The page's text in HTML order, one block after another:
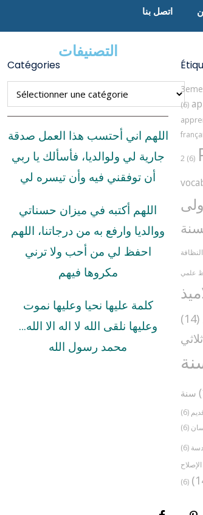
اتصل بنا
التصنيفات
Catégories
اللهم اني أحتسب هذا العمل صدقة
جارية لي ولوالديا، فأسألك يا ربي
أن توفقني فيه وأن تيسره لي
اللهم أكتبه في ميزان حسناتي
ووالديا وارفع به من درجاتنا، اللهم
احفظ لي من أحب ولا ترني
مكروها فيهم
كلمة عليها نحيا وعليها نموت
وعليها نلقى الله لا اله الا الله…
محمد رسول الله
3eme
(6)
2 (6)
النظافة
علمي
(14)
ثلاثي
سنة
(6)
(6)
(6)
(6)